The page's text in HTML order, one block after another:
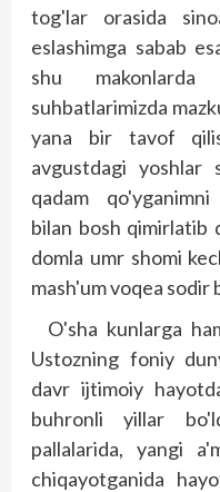
tog'lar orasida
eslashimga sabab
shu
suhbatlarimizda
yana bir tavof
avgustdagi yoshlar
qadam
bilan bosh qimirlatib
domla umr shomi
mash'um voqea sodir
O'sha kunlarga
Ustozning foniy
davr ijtimoiy
buhronli yillar
pallalarida, yangi
chiqayotganida